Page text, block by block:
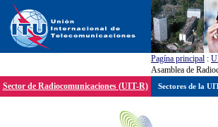
Pagína principal :
Asamblea de
Sector de Radiocomunicaciones (UIT-R)
Sectores de la